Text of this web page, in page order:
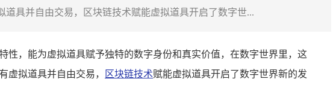
具并自由交易，区块链技术赋能虚拟道具开启了数字世...
，能为虚拟道具赋予独特的数字身份和真实价值，在数字世界里，这
虚拟道具并自由交易，
区块链技术赋能虚拟道具开启了数字世界新的发